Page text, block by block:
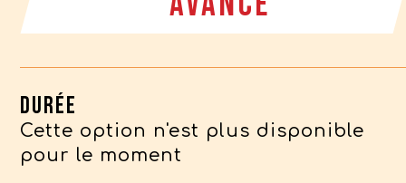
Durée
Cette option n'est plus disponible
pour le moment